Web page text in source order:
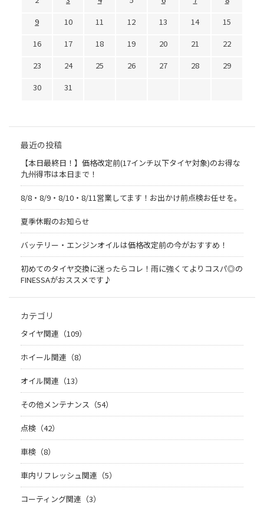
9
10 11 12 13 14
15
16
17 18 19 20 21
22
23
24 25 26 27 28
29
30
31
最近の投稿
【本日最終日！】価格改定前(17インチ以下タイヤ対象)のお得な
九州得市は本日まで！
8/8・8/9・8/10・8/11営業してます！お出かけ前点検お任せを。
夏季休暇のお知らせ
バッテリー・エンジンオイルは価格改定前の今がおすすめ！
初めてのタイヤ交換に迷ったらコレ！雨に強くてよりコスパ◎の
FINESSAがおススメです♪
カテゴリ
タイヤ関連（109）
ホイール関連（8）
オイル関連（13）
その他メンテナンス（54）
点検（42）
車検（8）
車内リフレッシュ関連（5）
コーティング関連（3）